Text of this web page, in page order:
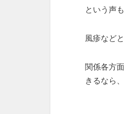
という声
風疹など
関係各方
きるなら